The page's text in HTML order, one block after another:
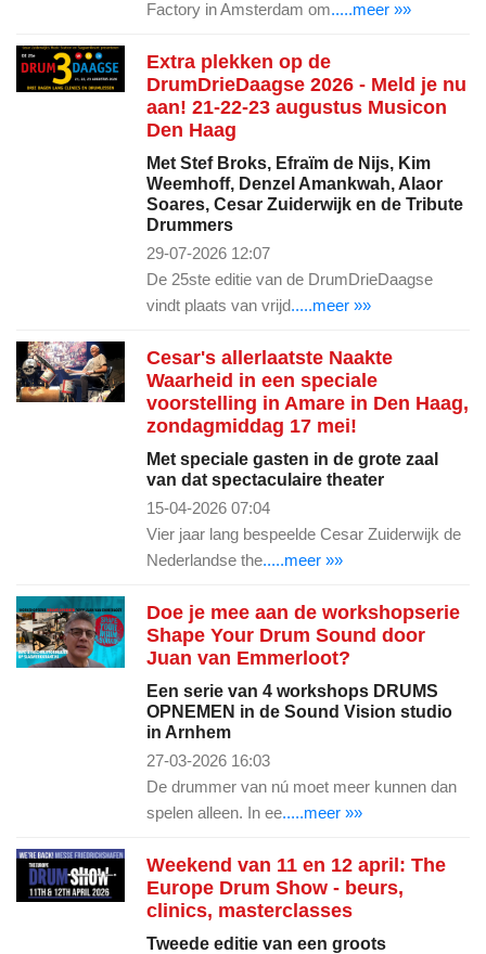
Factory in Amsterdam om.....meer »»
Extra plekken op de
DrumDrieDaagse 2026 - Meld je nu
aan! 21-22-23 augustus Musicon
Den Haag
Met Stef Broks, Efraïm de Nijs, Kim
Weemhoff, Denzel Amankwah, Alaor
Soares, Cesar Zuiderwijk en de Tribute
Drummers
29-07-2026 12:07
De 25ste editie van de DrumDrieDaagse
vindt plaats van vrijd.....meer »»
Cesar's allerlaatste Naakte
Waarheid in een speciale
voorstelling in Amare in Den Haag,
zondagmiddag 17 mei!
Met speciale gasten in de grote zaal
van dat spectaculaire theater
15-04-2026 07:04
Vier jaar lang bespeelde Cesar Zuiderwijk de
Nederlandse the.....meer »»
Doe je mee aan de workshopserie
Shape Your Drum Sound door
Juan van Emmerloot?
Een serie van 4 workshops DRUMS
OPNEMEN in de Sound Vision studio
in Arnhem
27-03-2026 16:03
De drummer van nú moet meer kunnen dan
spelen alleen. In ee.....meer »»
Weekend van 11 en 12 april: The
Europe Drum Show - beurs,
clinics, masterclasses
Tweede editie van een groots